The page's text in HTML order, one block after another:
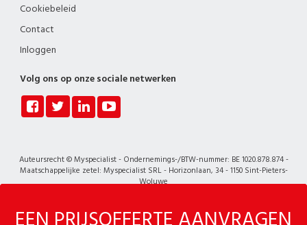
Cookiebeleid
Contact
Inloggen
Volg ons op onze sociale netwerken
Auteursrecht © Myspecialist - Ondernemings-/BTW-nummer: BE 1020.878.874 -
Maatschappelijke zetel: Myspecialist SRL - Horizonlaan, 34 - 1150 Sint-Pieters-
Woluwe